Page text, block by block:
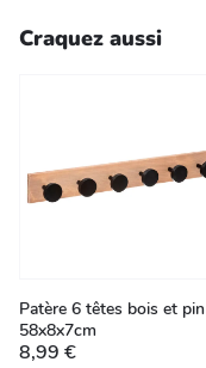
Craquez aussi
Patère 6 têtes bois et pin
58x8x7cm
8,99 €